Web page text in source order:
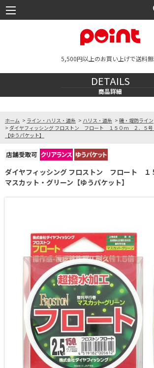
5,500円以上のお買い上げで送料
DETAILS
商品詳細
ホーム > ライン・ハリス・道糸 > ハリス・道糸 > 磯・堤防ライン
> ダイヤフィッシング フロストン フロート １５０ｍ ２．５
【ゆうパケット】
ダイヤフィッシング フロストン フロート
マスカット・グリーン【ゆうパケット】